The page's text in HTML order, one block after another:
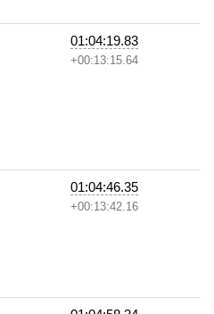
01:04:19.83
+00:13:15.64
01:04:46.35
+00:13:42.16